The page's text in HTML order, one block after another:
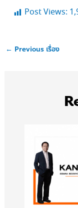
Post Views:
← Previous เรื่อง